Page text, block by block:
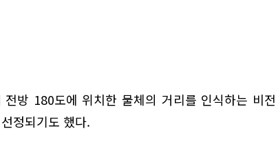
방 180도에 위치한 물체의 거리를 인식하는 비전
정되기도 했다.